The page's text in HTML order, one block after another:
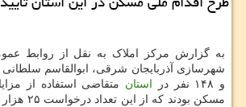
به گزارش مرکز املاک به نقل از روابط
و ۱۴۸ نفر در
استان متقاضی استفاده از